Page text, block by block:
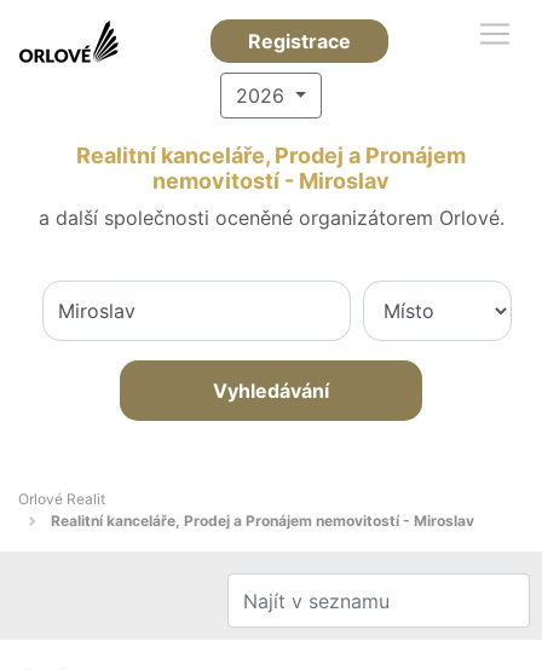
Registrace
2026
Realitní kanceláře, Prodej a Pronájem
nemovitostí - Miroslav
a další společnosti oceněné organizátorem Orlové.
Vyhledávání
Orlové Realit
Realitní kanceláře, Prodej a Pronájem nemovitostí - Miroslav